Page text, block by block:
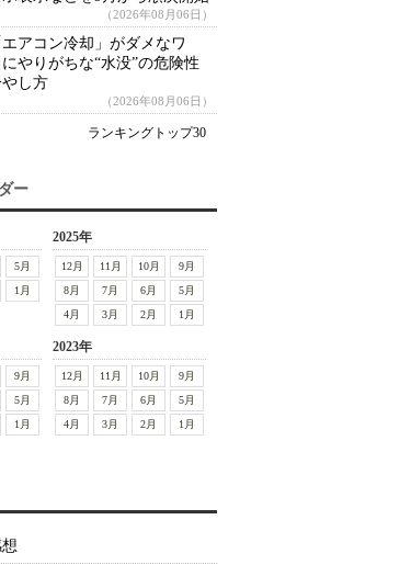
（2026年08月06日）
アコン冷却」がダメなワ
やりがちな“水没”の危険性
し方
（2026年08月06日）
ランキングトップ30
ー
5月
1月
2025年
12月 11月 10月
9月
8月
7月 6月
5月
4月
3月 2月 1月
9月
5月
1月
2023年
12月 11月 10月
9月
8月
7月 6月
5月
4月
3月 2月 1月